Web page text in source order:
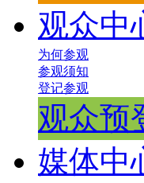
观众中
为何参观
参观须知
登记参观
观众预
媒体中